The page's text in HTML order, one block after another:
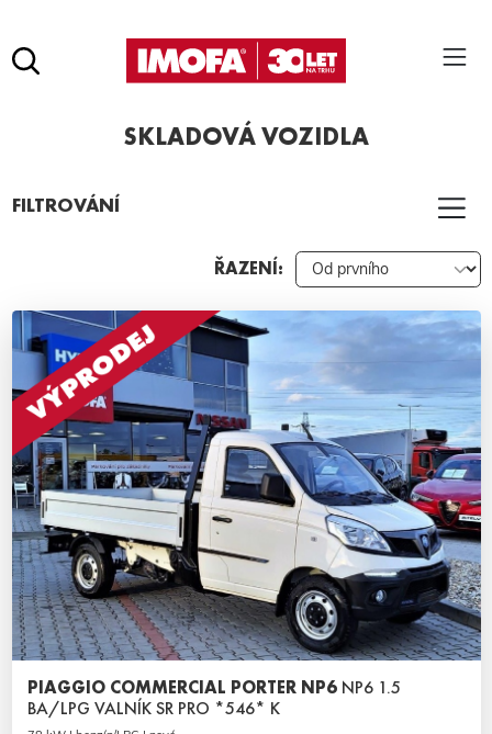
Pro vyhledávání zadejte alespoň 3 znaky.
SKLADOVÁ VOZIDLA
FILTROVÁNÍ
ŘAZENÍ:
PIAGGIO COMMERCIAL PORTER NP6 NP6 1.5
BA/LPG VALNÍK SR PRO *546* K